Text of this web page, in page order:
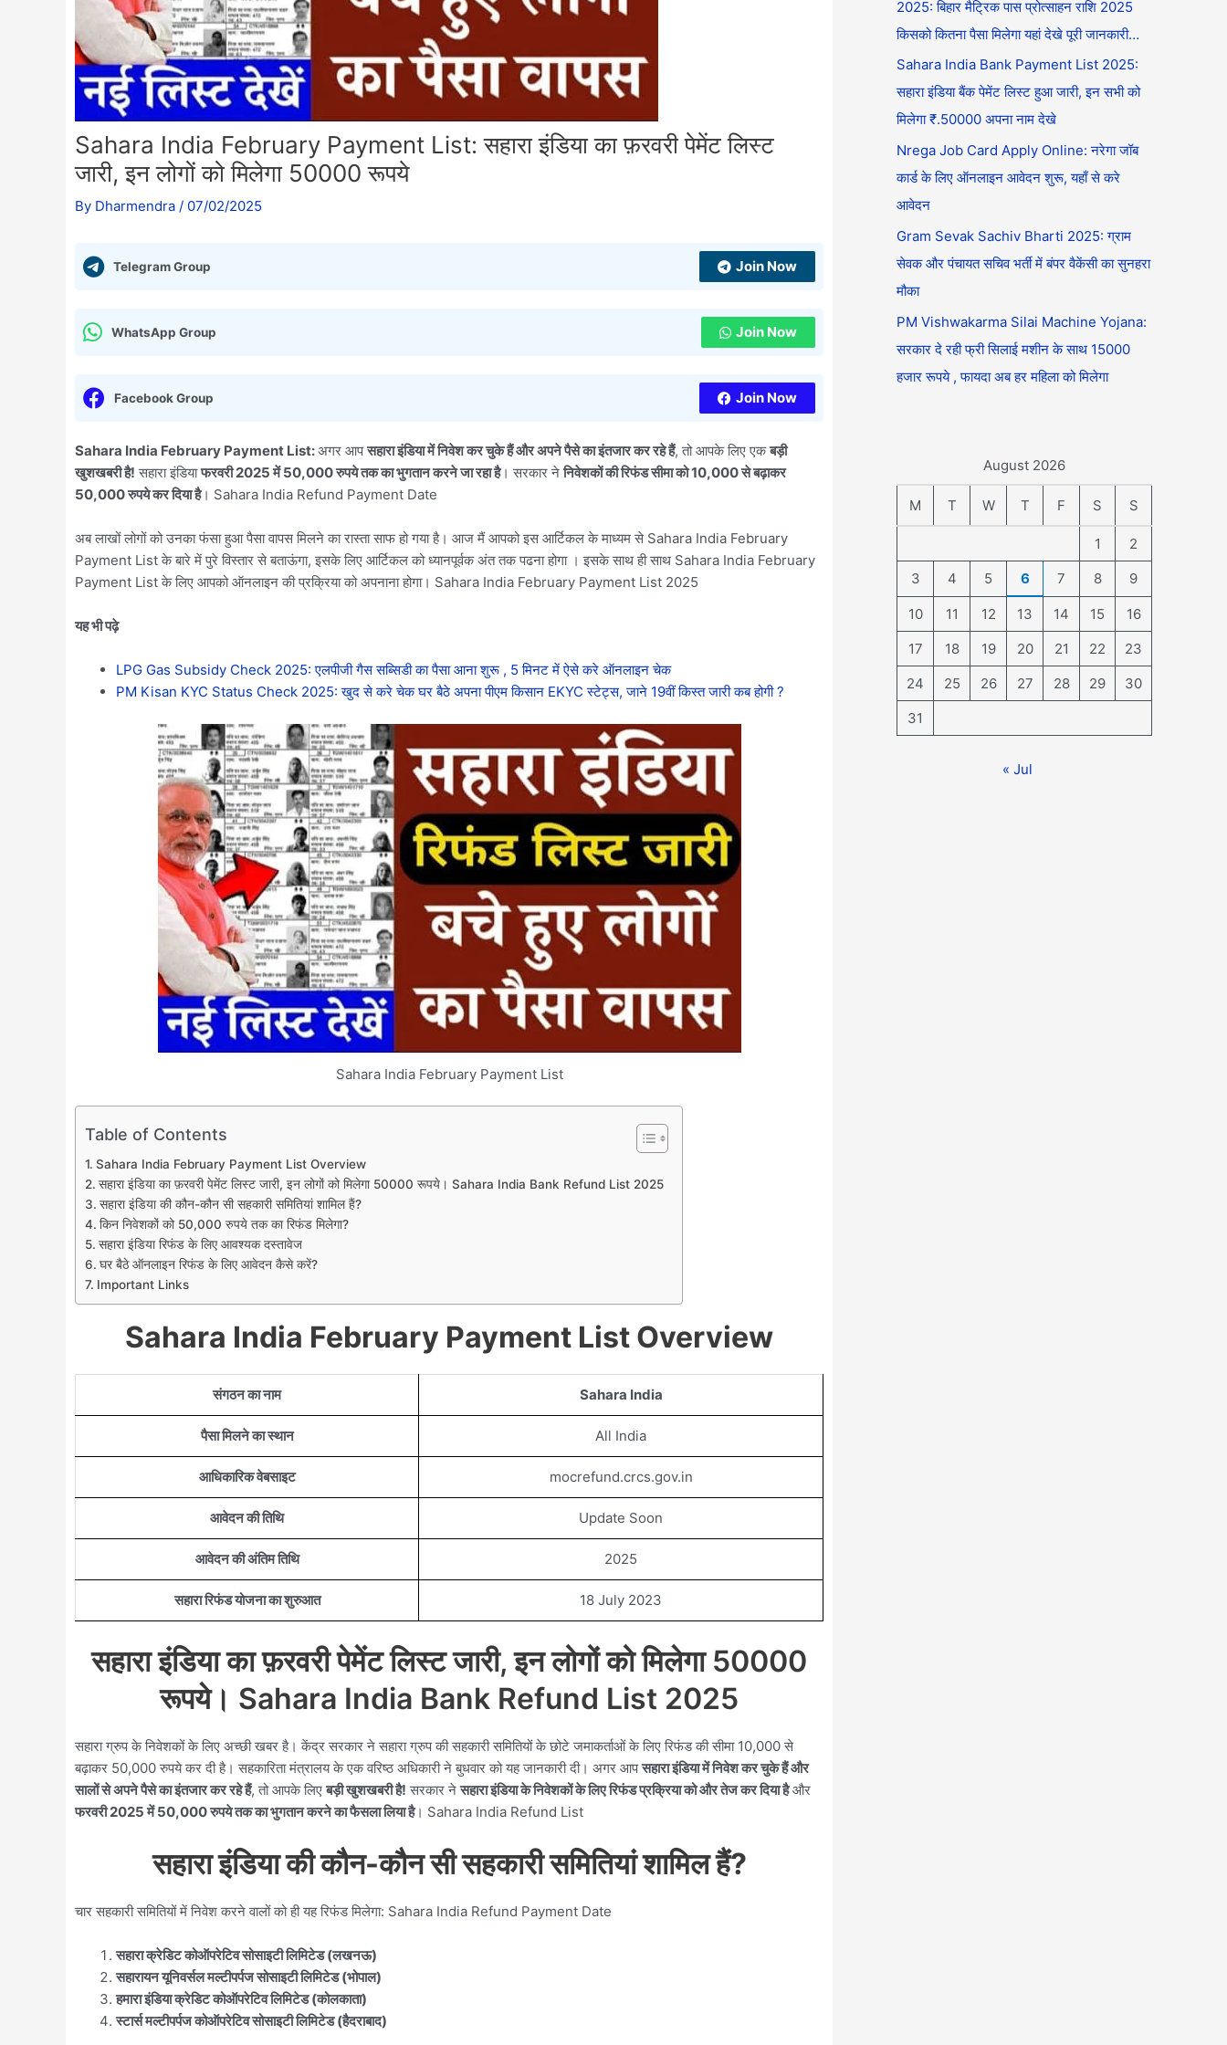
Sahara India February Payment List: सहारा इंडिया का फ़रवरी पेमेंट लिस्ट
जारी, इन लोगों को मिलेगा 50000 रूपये
By Dharmendra / 07/02/2025
Telegram Group Join Now
WhatsApp Group Join Now
Facebook Group Join Now
Sahara India February Payment List:अगर आपसहारा इंडिया में निवेश कर चुके हैं और अपने पैसे का इंतजार कर रहे हैं, तो आपके लिए एकबड़ी
खुशखबरी है! सहारा इंडियाफरवरी 2025 में 50,000 रुपये तक का भुगतान करने जा रहा है। सरकार नेनिवेशकों की रिफंड सीमा को 10,000 से बढ़ाकर
50,000 रुपये कर दिया है। Sahara India Refund Payment Date
अब लाखों लोगों को उनका फंसा हुआ पैसा वापस मिलने का रास्ता साफ हो गया है। आज मैं आपको इस आर्टिकल के माध्यम से Sahara India February
Payment List के बारे में पुरे विस्तार से बताऊंगा, इसके लिए आर्टिकल को ध्यानपूर्वक अंत तक पढना होगा । इसके साथ ही साथ Sahara India February
Payment List के लिए आपको ऑनलाइन की प्रक्रिया को अपनाना होगा। Sahara India February Payment List 2025
यह भी पढ़े
LPG Gas Subsidy Check 2025: एलपीजी गैस सब्सिडी का पैसा आना शुरू , 5 मिनट में ऐसे करे ऑनलाइन चेक
PM Kisan KYC Status Check 2025: खुद से करे चेक घर बैठे अपना पीएम किसान EKYC स्टेट्स, जाने 19वीं किस्त जारी कब होगी ?
Sahara India February Payment List
Table of Contents
Sahara India February Payment List Overview
सहारा इंडिया का फ़रवरी पेमेंट लिस्ट जारी, इन लोगों को मिलेगा 50000 रूपये। Sahara India Bank Refund List 2025
सहारा इंडिया की कौन-कौन सी सहकारी समितियां शामिल हैं?
किन निवेशकों को 50,000 रुपये तक का रिफंड मिलेगा?
सहारा इंडिया रिफंड के लिए आवश्यक दस्तावेज
घर बैठे ऑनलाइन रिफंड के लिए आवेदन कैसे करें?
Important Links
Sahara India February Payment List Overview
संगठन का नाम Sahara India
पैसा मिलने का स्थान All India
आधिकारिक वेबसाइट mocrefund.crcs.gov.in
आवेदन की तिथि Update Soon
आवेदन की अंतिम तिथि 2025
सहारा रिफंड योजना का शुरुआत 18 July 2023
सहारा इंडिया का फ़रवरी पेमेंट लिस्ट जारी, इन लोगों को मिलेगा 50000
रूपये। Sahara India Bank Refund List 2025
सहारा ग्रुप के निवेशकों के लिए अच्छी खबर है। केंद्र सरकार ने सहारा ग्रुप की सहकारी समितियों के छोटे जमाकर्ताओं के लिए रिफंड की सीमा 10,000 से
बढ़ाकर 50,000 रुपये कर दी है। सहकारिता मंत्रालय के एक वरिष्ठ अधिकारी ने बुधवार को यह जानकारी दी। अगर आपसहारा इंडिया में निवेश कर चुके हैं और
सालों से अपने पैसे का इंतजार कर रहे हैं, तो आपके लिएबड़ी खुशखबरी है! सरकार नेसहारा इंडिया के निवेशकों के लिए रिफंड प्रक्रिया को और तेज कर दिया हैऔर
फरवरी 2025 में 50,000 रुपये तक का भुगतान करने का फैसला लिया है। Sahara India Refund List
सहारा इंडिया की कौन-कौन सी सहकारी समितियां शामिल हैं?
चार सहकारी समितियों में निवेश करने वालों को ही यह रिफंड मिलेगा: Sahara India Refund Payment Date
सहारा क्रेडिट कोऑपरेटिव सोसाइटी लिमिटेड (लखनऊ)
सहारायन यूनिवर्सल मल्टीपर्पज सोसाइटी लिमिटेड (भोपाल)
हमारा इंडिया क्रेडिट कोऑपरेटिव लिमिटेड (कोलकाता)
स्टार्स मल्टीपर्पज कोऑपरेटिव सोसाइटी लिमिटेड (हैदराबाद)
2025: बिहार मैट्रिक पास प्रोत्साहन राशि 2025
किसको कितना पैसा मिलेगा यहां देखे पूरी जानकारी…
Sahara India Bank Payment List 2025:
सहारा इंडिया बैंक पेमेंट लिस्ट हुआ जारी, इन सभी को
मिलेगा ₹.50000 अपना नाम देखे
Nrega Job Card Apply Online: नरेगा जॉब
कार्ड के लिए ऑनलाइन आवेदन शुरू, यहाँ से करे
आवेदन
Gram Sevak Sachiv Bharti 2025: ग्राम
सेवक और पंचायत सचिव भर्ती में बंपर वैकेंसी का सुनहरा
मौका
PM Vishwakarma Silai Machine Yojana:
सरकार दे रही फ्री सिलाई मशीन के साथ 15000
हजार रूपये , फायदा अब हर महिला को मिलेगा
August 2026
M T W T F S S
1
2
3
4 5 6 7 8 9
10 11 12 13 14 15
16
17
18 19 20 21 22
23
24
25 26 27 28 29
30
31
« Jul